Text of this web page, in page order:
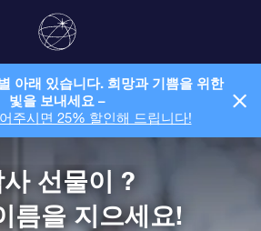
아래 있습니다. 희망과 기쁨을 위한
빛을 보내세요 –
주시면 25% 할인해 드립니다!
사 선물이 ?
름을 지으세요!